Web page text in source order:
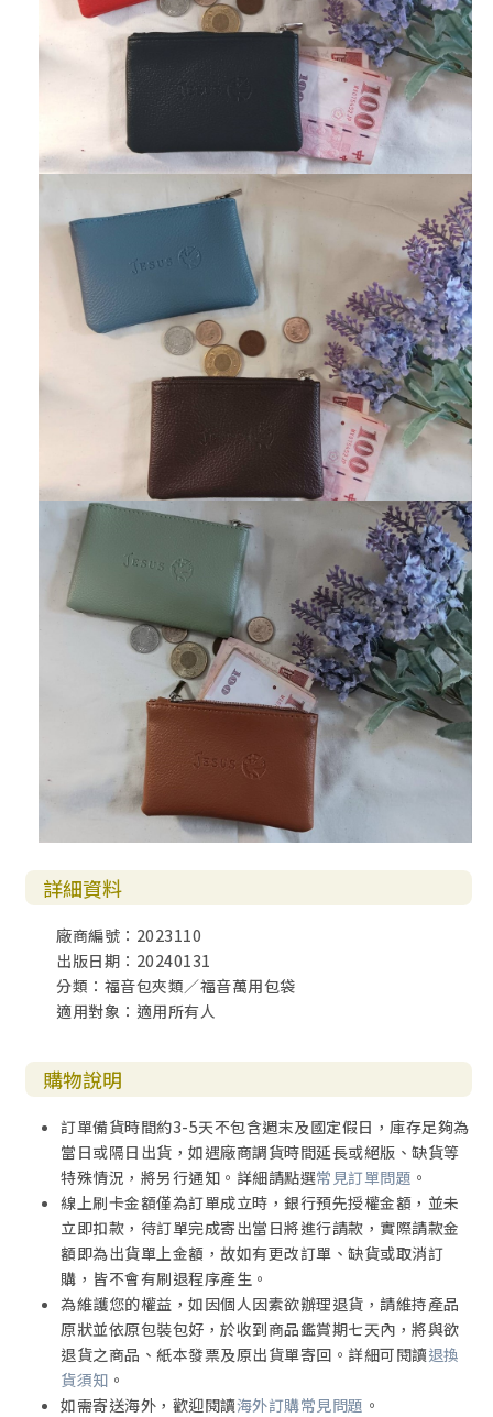
詳細資料
廠商編號：2023110
出版日期：20240131
分類：福音包夾類／福音萬用包袋
適用對象：適用所有人
購物說明
訂單備貨時間約3-5天不包含週末及國定假日，庫存足夠為
當日或隔日出貨，如遇廠商調貨時間延長或絕版、缺貨等
特殊情況，將另行通知。詳細請點選常見訂單問題 。
線上刷卡金額僅為訂單成立時，銀行預先授權金額，並未
立即扣款，待訂單完成寄出當日將進行請款，實際請款金
額即為出貨單上金額，故如有更改訂單、缺貨或取消訂
購，皆不會有刷退程序產生。
為維護您的權益，如因個人因素欲辦理退貨，請維持產品
原狀並依原包裝包好，於收到商品鑑賞期七天內，將與欲
退貨之商品、紙本發票及原出貨單寄回。詳細可閱讀退換
貨須知 。
如需寄送海外，歡迎閱讀海外訂購常見問題 。